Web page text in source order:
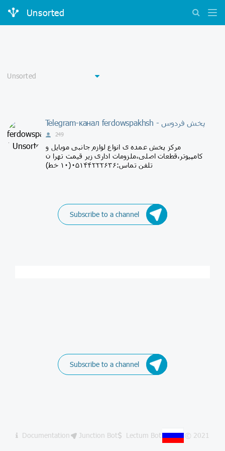
Unsorted
Telegram-канал ferdowspakhsh - پخش فردوس
249
مرکز پخش عمده ی انواع لوازم جانبی موبایل و
کامپیوتر،قطعات اصلی،ملزومات اداری زیر قیمت تهرا ن
تلفن تماس:۰۵۱۴۴۲۲۲۶۳۶(۱۰ خط)
Subscribe to a channel
Subscribe to a channel
Documentation Junction Bot Lectum Bot © 2021